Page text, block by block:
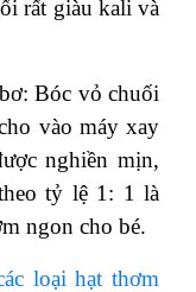
rất giàu kali và
Bóc vỏ chuối
vào máy xay
nghiền mịn,
tỷ lệ 1: 1 là
ngon cho bé.
loại hạt thơm